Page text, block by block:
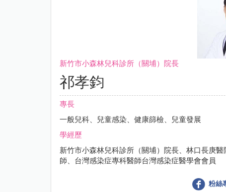
新竹市小森林兒科診所（關埔）院長
祁孝鈞
專長
一般兒科、兒童感染、健康篩檢、兒童發展
學經歷
新竹市小森林兒科診所（關埔）院長、林口長庚
師、台灣感染症專科醫師台灣感染症醫學會會員
粉絲